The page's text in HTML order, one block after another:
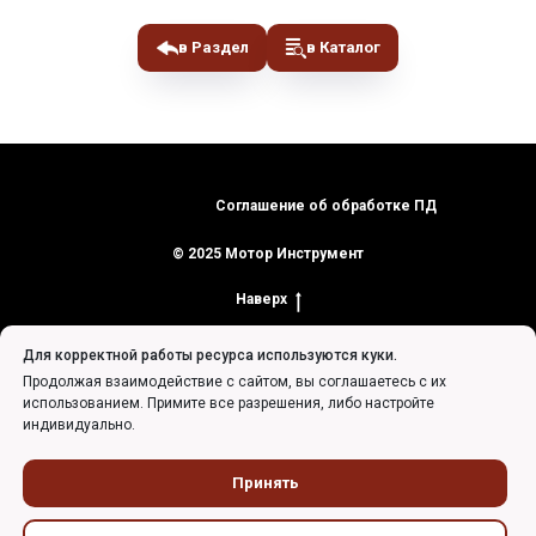
в Раздел в Каталог
Соглашение об обработке ПД
© 2025 Мотор Инструмент
Наверх
Для корректной работы ресурса используются куки.
Продолжая взаимодействие с сайтом, вы соглашаетесь с их
использованием. Примите все разрешения, либо настройте
индивидуально.
Принять